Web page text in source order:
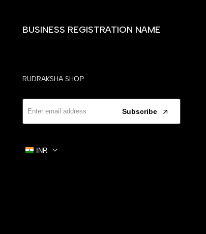
BUSINESS REGISTRATION NAME
RUDRAKSHA SHОР
Subscribe
INR